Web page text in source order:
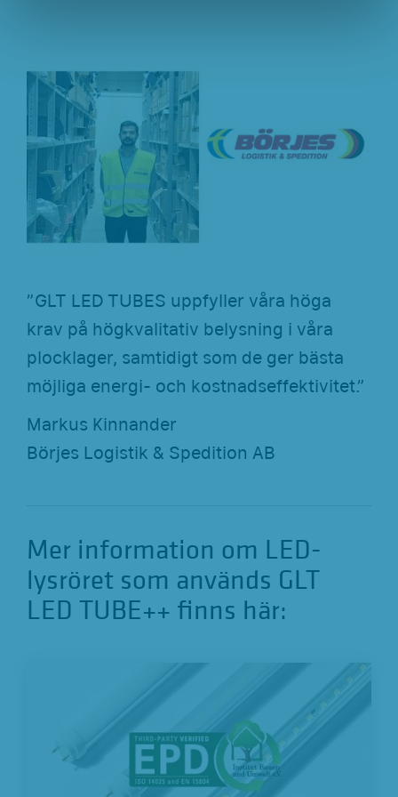
”GLT LED TUBES uppfyller våra höga
krav på högkvalitativ belysning i våra
plocklager, samtidigt som de ger bästa
möjliga energi- och kostnadseffektivitet.”
Markus Kinnander
Börjes Logistik & Spedition AB
Mer information om LED-
lysröret som används GLT
LED TUBE++ finns här: